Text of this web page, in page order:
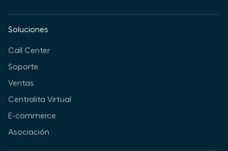
Soluciones
Call Center
Soporte
Ventas
Centralita Virtual
E-commerce
Asociación